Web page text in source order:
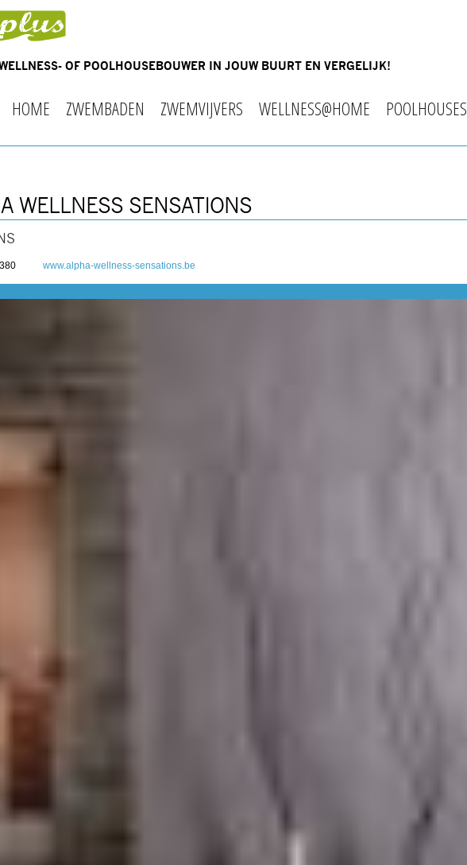
OF POOLHOUSEBOUWER IN JOUW BUURT EN VERGELIJK!
HOME ZWEMBADEN ZWEMVIJVERS WELLNESS@HOME POOLHOUSES
WELLNESS SENSATIONS
www.alpha-wellness-sensations.be